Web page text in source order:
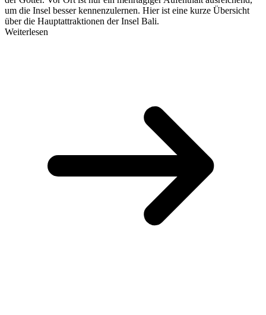
um die Insel besser kennenzulernen. Hier ist eine kurze Übersicht
über die Hauptattraktionen der Insel Bali.
Weiterlesen